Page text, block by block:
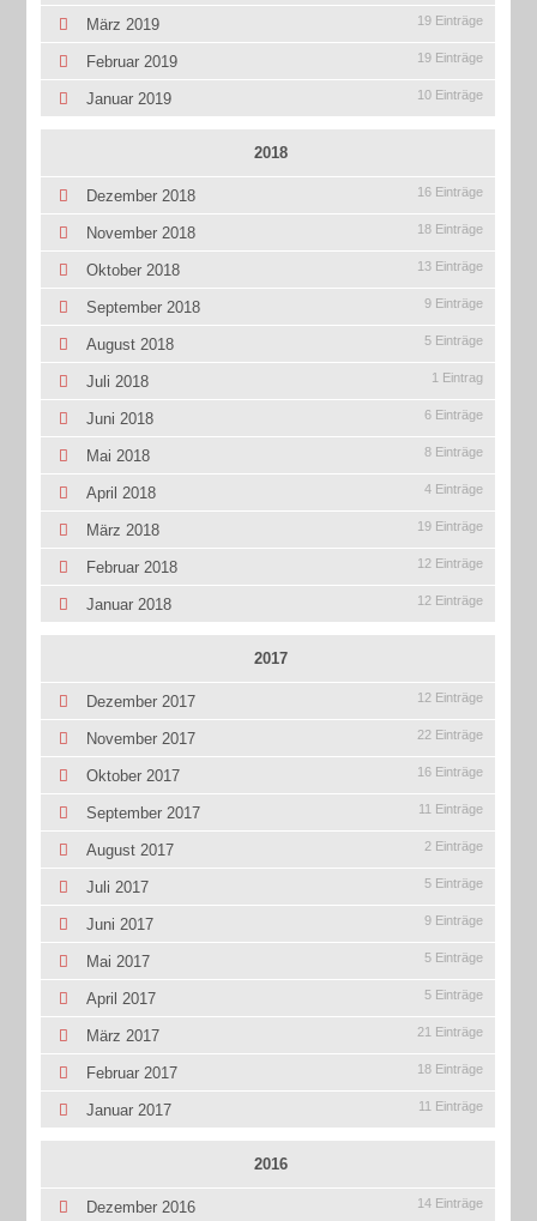
März 2019 19 Einträge
Februar 2019 19 Einträge
Januar 2019 10 Einträge
2018
Dezember 2018 16 Einträge
November 2018 18 Einträge
Oktober 2018 13 Einträge
September 2018 9 Einträge
August 2018 5 Einträge
Juli 2018 1 Eintrag
Juni 2018 6 Einträge
Mai 2018 8 Einträge
April 2018 4 Einträge
März 2018 19 Einträge
Februar 2018 12 Einträge
Januar 2018 12 Einträge
2017
Dezember 2017 12 Einträge
November 2017 22 Einträge
Oktober 2017 16 Einträge
September 2017 11 Einträge
August 2017 2 Einträge
Juli 2017 5 Einträge
Juni 2017 9 Einträge
Mai 2017 5 Einträge
April 2017 5 Einträge
März 2017 21 Einträge
Februar 2017 18 Einträge
Januar 2017 11 Einträge
2016
Dezember 2016 14 Einträge